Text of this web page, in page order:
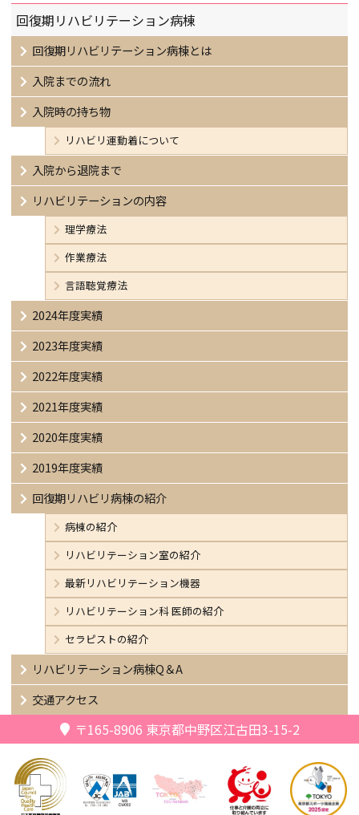
回復期リハビリテーション病棟
回復期リハビリテーション病棟とは
入院までの流れ
入院時の持ち物
リハビリ運動着について
入院から退院まで
リハビリテーションの内容
理学療法
作業療法
言語聴覚療法
2024年度実績
2023年度実績
2022年度実績
2021年度実績
2020年度実績
2019年度実績
回復期リハビリ病棟の紹介
病棟の紹介
リハビリテーション室の紹介
最新リハビリテーション機器
リハビリテーション科 医師の紹介
セラピストの紹介
リハビリテーション病棟Q＆A
交通アクセス
〒165-8906 東京都中野区江古田3-15-2